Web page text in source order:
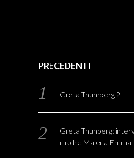
PRECEDENTI
Greta Thumberg 2
Greta Thunberg:
madre Malena Ernman